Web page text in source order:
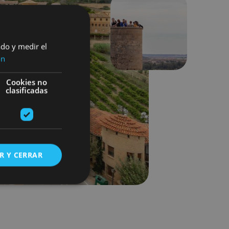
y medir el
Cookies no
clasificadas
Y CERRAR